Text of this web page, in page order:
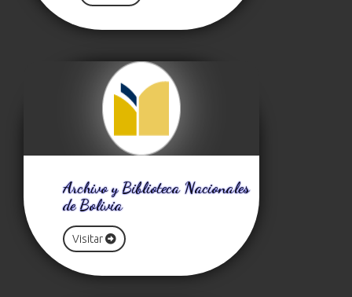
Archivo y Biblioteca Nacionales
de Bolivia
Visitar